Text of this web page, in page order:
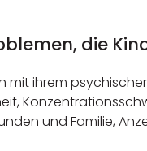
die
mit ihrem
und Familie,